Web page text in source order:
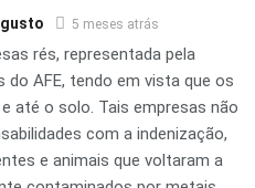
5 meses atrás
rés, representada pela
do AFE, tendo em vista que os
até o solo. Tais empresas não
com a indenização,
e animais que voltaram a